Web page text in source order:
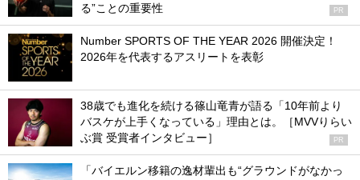
る”ことの重要性
PR
Number SPORTS OF THE YEAR 2026 開催決定！
2026年を代表するアスリートを表彰
38歳でも進化を続ける篠山竜青が語る「10年前より
バスケが上手くなっている」理由とは。［MVVりらい
ぶ賞 受賞者インタビュー］
PR
「バイエルン移籍の逸材輩出も“グラウンドがなかっ